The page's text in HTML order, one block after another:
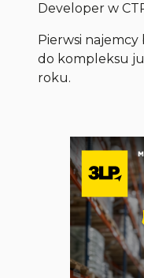
Developer w
Pierwsi
do kompleksu
roku.